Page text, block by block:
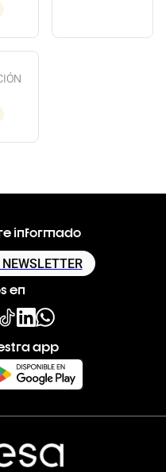
informado
en
app